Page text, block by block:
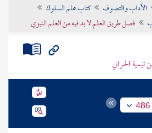
الآداب والتصوف
كتاب علم السلوك
فصل طريق العلم لا بد فيه من العلم النبوي
تيمية الحراني
486